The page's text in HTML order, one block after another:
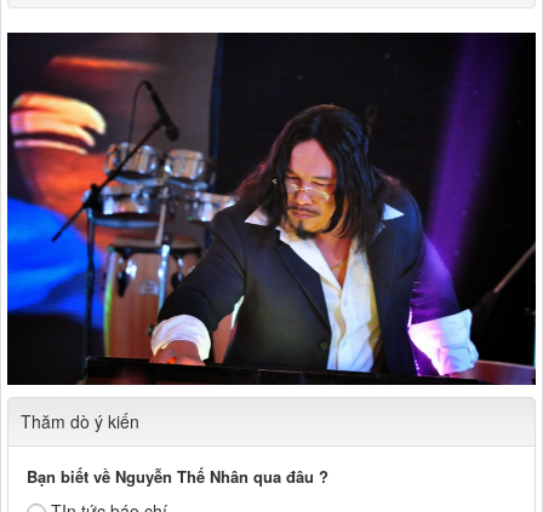
Thăm dò ý kiến
Bạn biết về Nguyễn Thế Nhân qua đâu ?